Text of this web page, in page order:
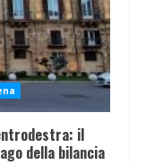
il
della bilancia